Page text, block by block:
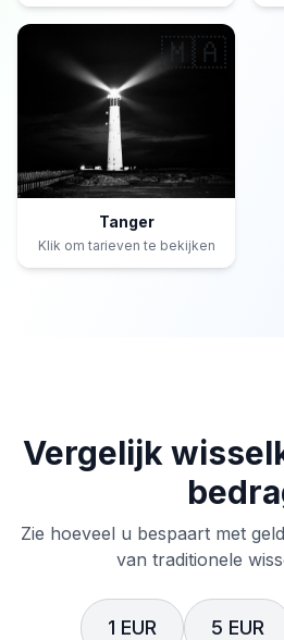
🇲🇦
Tanger
Klik om tarieven te bekijken
Vergelijk
Zie hoeveel u bespaart met
van traditionele
1 EUR 5 EUR